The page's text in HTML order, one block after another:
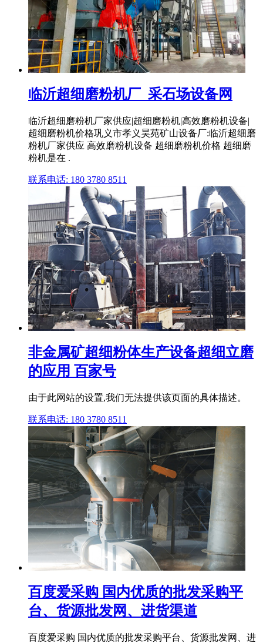
临沂超细磨粉机厂_采石场设备网
临沂超细磨粉机厂家供应|超细磨粉机|高效磨粉机设备|
超细磨粉机价格巩义市孝义昊苑矿山设备厂:临沂超细磨
粉机厂家供应 高效磨粉机设备 超细磨粉机价格 超细磨
粉机是在 .
联系电话: 180 3780 8511
非金属矿超细粉体生产设备超细立磨
的应用 百家号
由于此网站的设置,我们无法提供该页面的具体描述。
联系电话: 180 3780 8511
百度爱采购 国内优质的批发采购平
台、货源批发网、进货渠道
百度爱采购 国内优质的批发采购平台、货源批发网、进